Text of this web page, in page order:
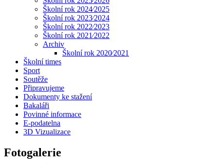
Školní rok 2024⁄2025
Školní rok 2023⁄2024
Školní rok 2022⁄2023
Školní rok 2021⁄2022
Archiv
Školní rok 2020⁄2021
Školní times
Sport
Soutěže
Připravujeme
Dokumenty ke stažení
Bakaláři
Povinné informace
E-podatelna
3D Vizualizace
Fotogalerie